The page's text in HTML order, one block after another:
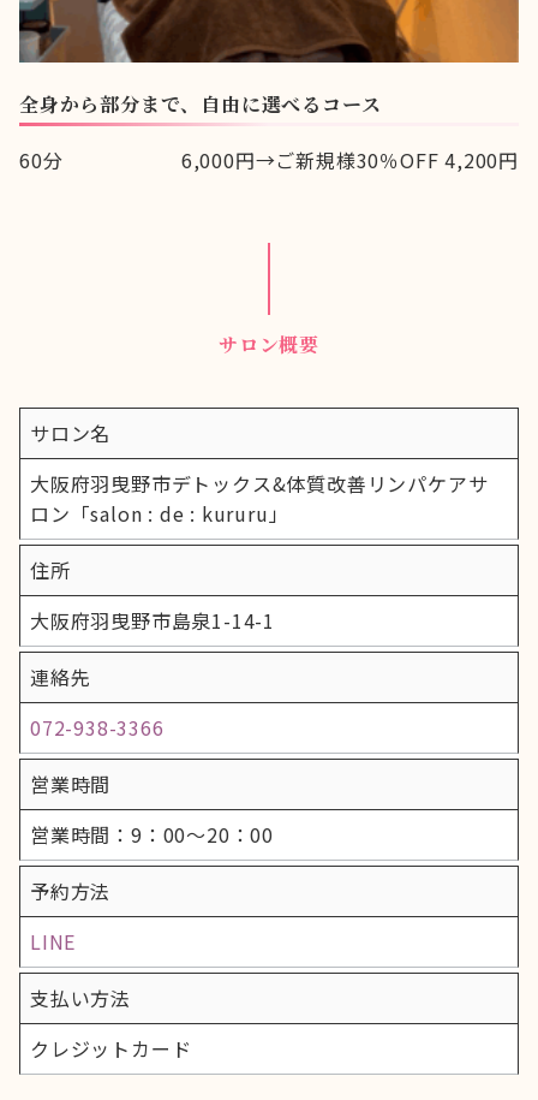
全身から部分まで、自由に選べるコース
60分 6,000円→ご新規様30％OFF 4,200円
サロン概要
サロン名
大阪府羽曳野市デトックス&体質改善リンパケアサ
ロン「salon : de : kururu」
住所
大阪府羽曳野市島泉1-14-1
連絡先
072-938-3366
営業時間
営業時間：9：00～20：00
予約方法
LINE
支払い方法
クレジットカード